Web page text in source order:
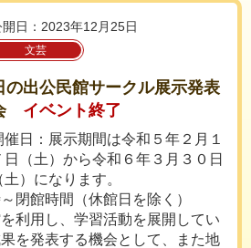
開日：2023年12月25日
文芸
の出公民館サークル展示発表
イベント終了
催日：展示期間は令和５年２月１
日（土）から令和６年３月３０日
土）になります。
閉館時間（休館日を除く）
利用し、学習活動を展開してい
を発表する機会として、また地